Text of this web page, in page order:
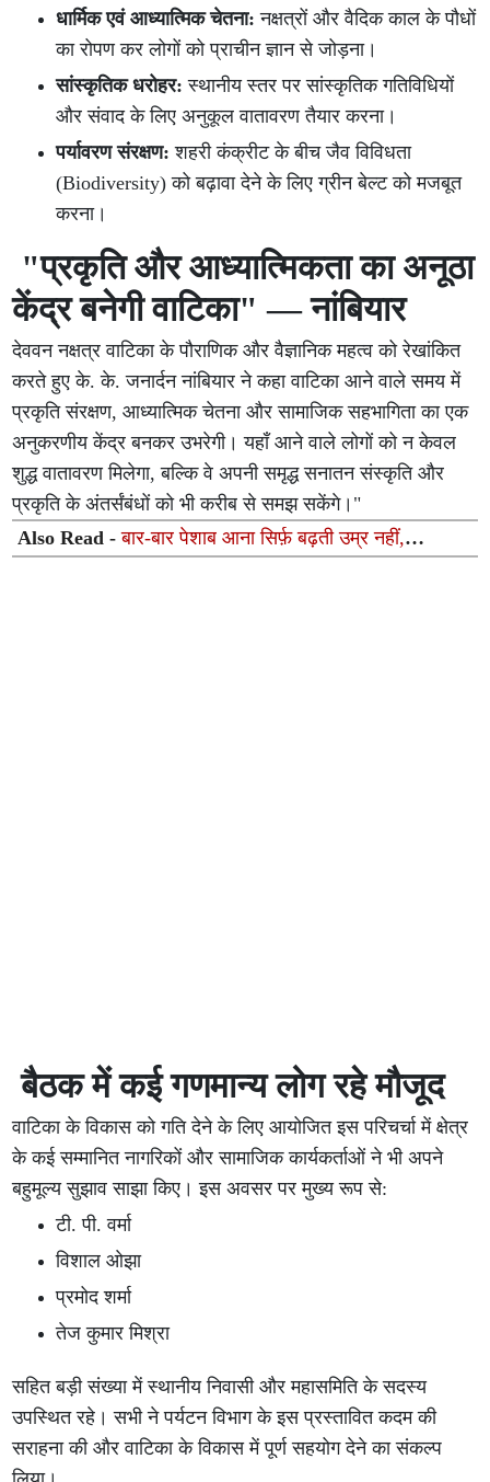
धार्मिक एवं आध्यात्मिक चेतना: नक्षत्रों और वैदिक काल के पौधों
का रोपण कर लोगों को प्राचीन ज्ञान से जोड़ना।
सांस्कृतिक धरोहर: स्थानीय स्तर पर सांस्कृतिक गतिविधियों
और संवाद के लिए अनुकूल वातावरण तैयार करना।
पर्यावरण संरक्षण: शहरी कंक्रीट के बीच जैव विविधता
(Biodiversity) को बढ़ावा देने के लिए ग्रीन बेल्ट को मजबूत
करना।
"प्रकृति और आध्यात्मिकता का अनूठा
केंद्र बनेगी वाटिका" — नांबियार
देववन नक्षत्र वाटिका के पौराणिक और वैज्ञानिक महत्व को रेखांकित
करते हुए के. के. जनार्दन नांबियार ने कहा वाटिका आने वाले समय में
प्रकृति संरक्षण, आध्यात्मिक चेतना और सामाजिक सहभागिता का एक
अनुकरणीय केंद्र बनकर उभरेगी। यहाँ आने वाले लोगों को न केवल
शुद्ध वातावरण मिलेगा, बल्कि वे अपनी समृद्ध सनातन संस्कृति और
प्रकृति के अंतर्संबंधों को भी करीब से समझ सकेंगे।"
Also Read -बार-बार पेशाब आना सिर्फ़ बढ़ती उम्र नहीं,
प्रोस्टेट कैंसर का शुरुआती संकेत भी हो सकता है
बैठक में कई गणमान्य लोग रहे मौजूद
वाटिका के विकास को गति देने के लिए आयोजित इस परिचर्चा में क्षेत्र
के कई सम्मानित नागरिकों और सामाजिक कार्यकर्ताओं ने भी अपने
बहुमूल्य सुझाव साझा किए। इस अवसर पर मुख्य रूप से:
टी. पी. वर्मा
विशाल ओझा
प्रमोद शर्मा
तेज कुमार मिश्रा
सहित बड़ी संख्या में स्थानीय निवासी और महासमिति के सदस्य
उपस्थित रहे। सभी ने पर्यटन विभाग के इस प्रस्तावित कदम की
सराहना की और वाटिका के विकास में पूर्ण सहयोग देने का संकल्प